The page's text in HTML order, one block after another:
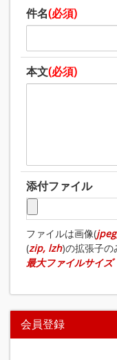
件名(必須)
本文(必須)
添付ファイル
ファイルは画像(
(zip, lzh)の拡張子の
最大ファイルサイズ
会員登録